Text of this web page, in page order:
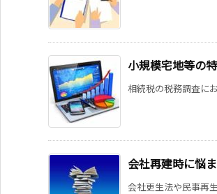
小規模宅地等の
相続税の税務調査に
会社再建時に悩
会社更生法や民事再